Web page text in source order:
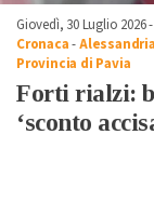
Giovedì, 30 Luglio 2026
Cronaca-Alessandria
Provincia di Pavia
Forti rialzi:
‘sconto